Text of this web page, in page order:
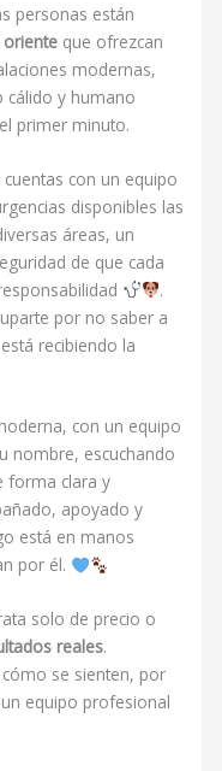
personas están
oriente que ofrezcan
modernas,
cálido y humano
primer minuto.
con un equipo
disponibles las
áreas, un
de que cada
.
por no saber a
recibiendo la
con un equipo
nombre, escuchando
forma clara y
apoyado y
está en manos
por él.
solo de precio o
reales.
se sienten, por
equipo profesional